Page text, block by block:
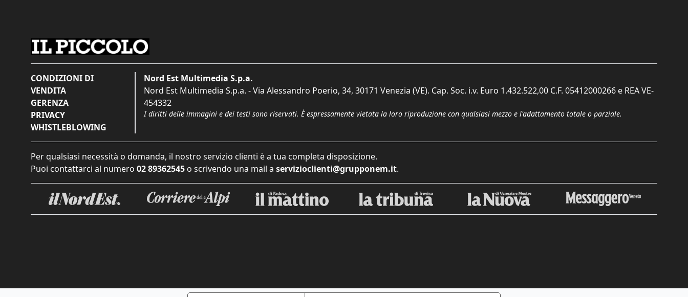
CONDIZIONI DI
VENDITA
GERENZA
PRIVACY
WHISTLEBLOWING
Nord Est Multimedia S.p.a.
Nord Est Multimedia S.p.a. - Via Alessandro Poerio, 34, 30171 Venezia (VE). Cap. Soc. i.v. Euro 1.432.522,00 C.F. 05412000266 e REA VE-
454332
I diritti delle immagini e dei testi sono riservati. È espressamente vietata la loro riproduzione con qualsiasi mezzo e l'adattamento totale o parziale.
Per qualsiasi necessità o domanda, il nostro servizio clienti è a tua completa disposizione.
Puoi contattarci al numero 02 89362545 o scrivendo una mail a servizioclienti@grupponem.it.